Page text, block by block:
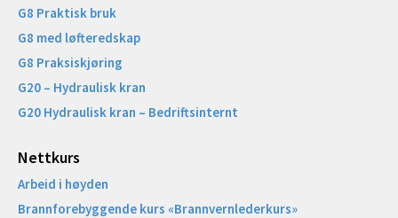
G8 Praktisk bruk
G8 med løfteredskap
G8 Praksiskjøring
G20 – Hydraulisk kran
G20 Hydraulisk kran – Bedriftsinternt
Nettkurs
Arbeid i høyden
Brannforebyggende kurs «Brannvernlederkurs»